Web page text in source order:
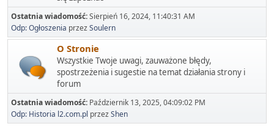
Ostatnia wiadomość:Sierpień 16, 2024, 11:40:31 AM
Odp: Ogłoszenia przezSoulern
O Stronie
Wszystkie Twoje uwagi, zauważone błędy,
spostrzeżenia i sugestie na temat działania strony i
forum
Ostatnia wiadomość: Październik 13, 2025, 04:09:02 PM
Odp: Historia l2.com.pl przezShen